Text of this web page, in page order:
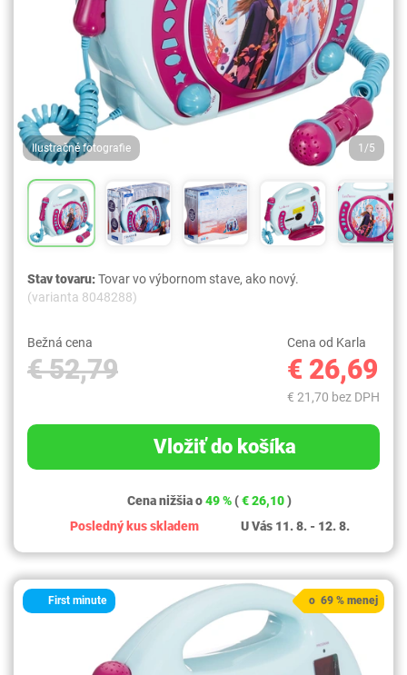
Ilustračné fotografie 1/5
Stav tovaru:Tovar vo výbornom stave, ako nový.
(varianta 8048288)
Bežná cena
€ 52,79
Cena od Karla
€ 26,69
€ 21,70 bez DPH
Vložiť do košíka
Cena nižšia o49 % (€ 26,10)
Posledný kus skladem
U Vás 11. 8. - 12. 8.
First minute o 69 % menej